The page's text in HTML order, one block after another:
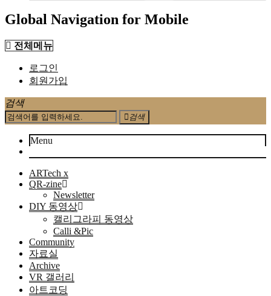
Global Navigation for Mobile
전체메뉴
로그인
회원가입
검색
검색
Menu
ARTech x
QR-zine
Newsletter
DIY 동영상
캘리그라피 동영상
Calli &Pic
Community
자료실
Archive
VR 갤러리
아트코딩